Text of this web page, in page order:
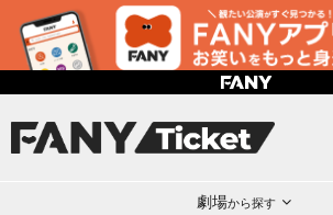
劇場から探す